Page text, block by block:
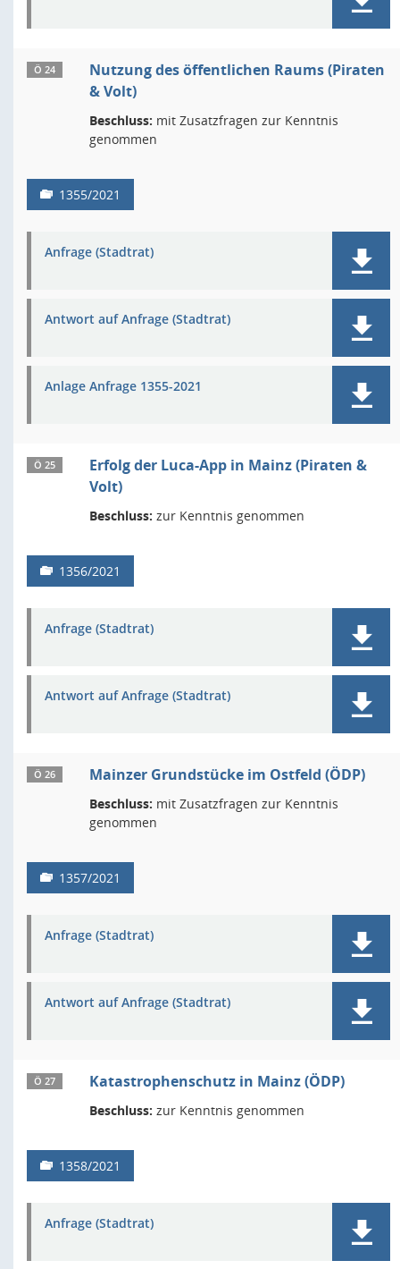
Ö 24
Nutzung des öffentlichen Raums (Piraten
& Volt)
Beschluss: mit Zusatzfragen zur Kenntnis
genommen
1355/2021
Anfrage (Stadtrat)
Antwort auf Anfrage (Stadtrat)
Anlage Anfrage 1355-2021
Ö 25
Erfolg der Luca-App in Mainz (Piraten &
Volt)
Beschluss: zur Kenntnis genommen
1356/2021
Anfrage (Stadtrat)
Antwort auf Anfrage (Stadtrat)
Ö 26 Mainzer Grundstücke im Ostfeld (ÖDP)
Beschluss: mit Zusatzfragen zur Kenntnis
genommen
1357/2021
Anfrage (Stadtrat)
Antwort auf Anfrage (Stadtrat)
Ö 27 Katastrophenschutz in Mainz (ÖDP)
Beschluss: zur Kenntnis genommen
1358/2021
Anfrage (Stadtrat)